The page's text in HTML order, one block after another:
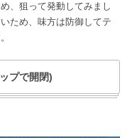
、狙って発動してみまし
ため、味方は防御してテ
プで開閉)